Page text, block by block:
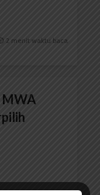
2 menit waktu baca
MWA